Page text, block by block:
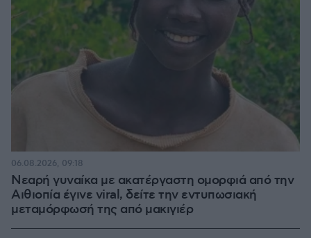
Νεαρή γυναίκα με ακατέργαστη ομορφιά από την
Αιθιοπία έγινε viral, δείτε την εντυπωσιακή
μεταμόρφωσή της από μακιγιέρ
06.08.2026, 09:18